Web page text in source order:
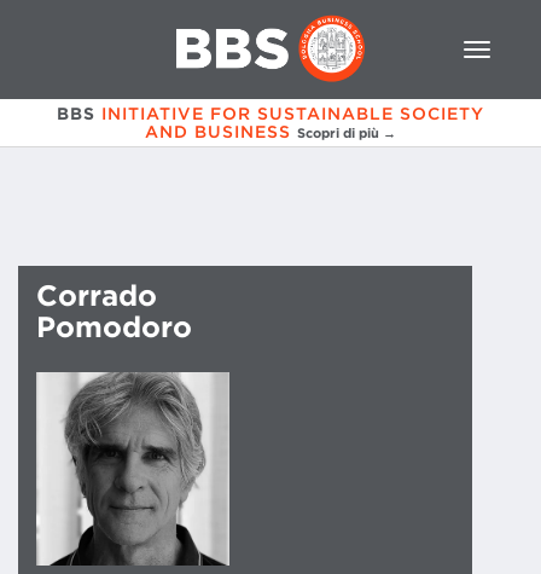
BBS INITIATIVE FOR SUSTAINABLE SOCIETY
AND BUSINESS Scopri di più →
Corrado
Pomodoro